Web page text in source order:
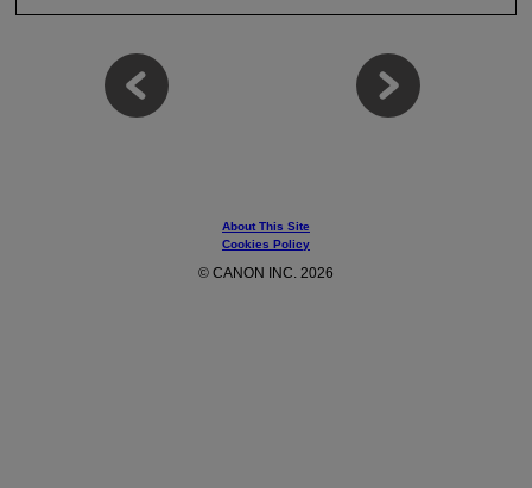
About This Site
Cookies Policy
© CANON INC. 2026